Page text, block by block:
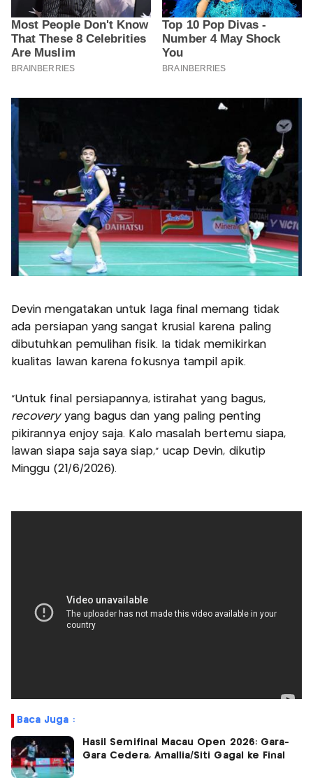
Devin mengatakan untuk laga final memang tidak
ada persiapan yang sangat krusial karena paling
dibutuhkan pemulihan fisik. Ia tidak memikirkan
kualitas lawan karena fokusnya tampil apik.
"Untuk final persiapannya, istirahat yang bagus,
recoveryyang bagus dan yang paling penting
pikirannya enjoy saja. Kalo masalah bertemu siapa,
lawan siapa saja saya siap," ucap Devin, dikutip
Minggu (21/6/2026).
Baca Juga :
Hasil Semifinal Macau Open 2026: Gara-
Gara Cedera, Amallia/Siti Gagal ke Final